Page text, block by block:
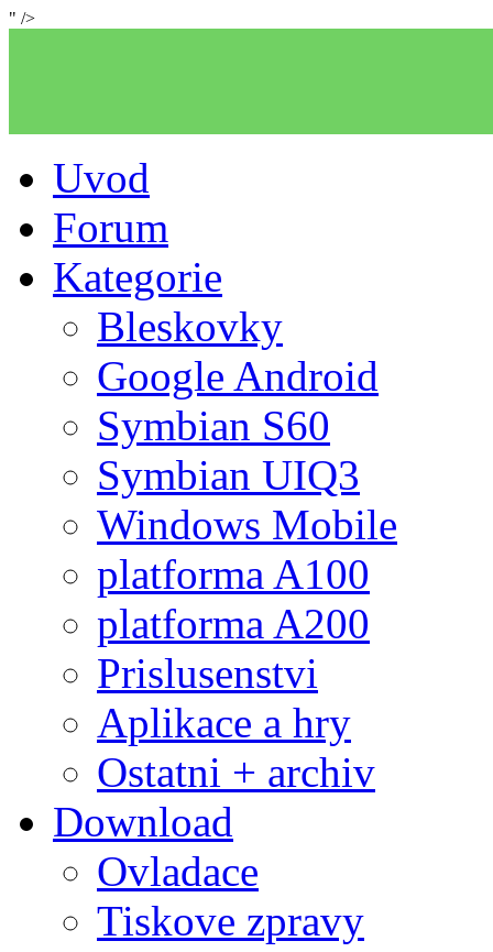
" />
Uvod
Forum
Kategorie
Bleskovky
Google Android
Symbian S60
Symbian UIQ3
Windows Mobile
platforma A100
platforma A200
Prislusenstvi
Aplikace a hry
Ostatni + archiv
Download
Ovladace
Tiskove zpravy